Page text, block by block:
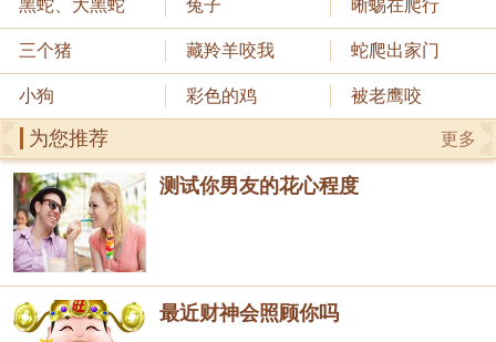
黑蛇、大黑蛇 兔子 晰蜴在爬行
三个猪 藏羚羊咬我 蛇爬出家门
小狗 彩色的鸡 被老鹰咬
更多
为您推荐
测试你男友的花心程度
最近财神会照顾你吗